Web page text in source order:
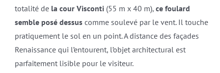
totalité de la cour Visconti(55 m x 40 m), ce foulard
semble posé dessuscomme soulevé par le vent. Il touche
pratiquement le sol en un point. A distance des façades
Renaissance qui l’entourent, l’objet architectural est
parfaitement lisible pour le visiteur.